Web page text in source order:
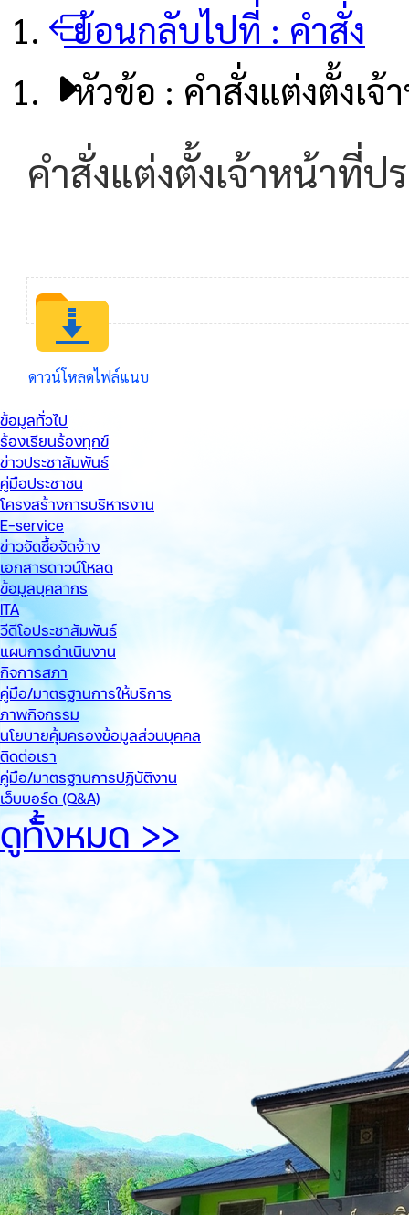
ย้อนกลับไปที่ : คำสั่ง
หัวข้อ : คำสั่งแต่งตั้งเจ้
คำสั่งแต่งตั้งเจ้าหน้าที่ป
ข้อมูลทั่วไป
ร้องเรียนร้องทุกข์
ข่าวประชาสัมพันธ์
คู่มือประชาชน
โครงสร้างการบริหารงาน
E-service
ข่าวจัดซื้อจัดจ้าง
เอกสารดาวน์โหลด
ข้อมูลบุคลากร
ITA
วีดีโอประชาสัมพันธ์
แผนการดำเนินงาน
กิจการสภา
คู่มือ/มาตรฐานการให้บริการ
ภาพกิจกรรม
นโยบายคุ้มครองข้อมูลส่วนบุคคล
ติดต่อเรา
คู่มือ/มาตรฐานการปฏิบัติงาน
เว็บบอร์ด (Q&A)
ดูทั้้งหมด >>